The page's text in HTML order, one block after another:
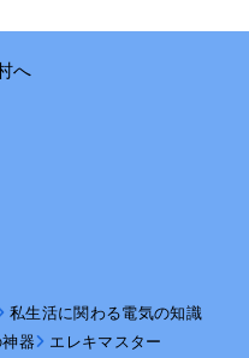
私生活に関わる電気の知識
器
エレキマスター